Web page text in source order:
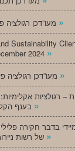
»
Sustainability
2024 »
»
– רגולציות
»
בדבר חקירה
»